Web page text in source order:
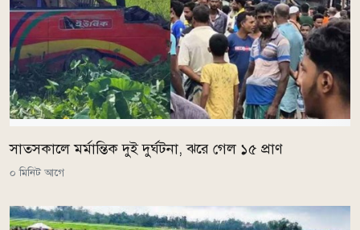
সাতসকালে মর্মান্তিক দুই দুর্ঘটনা, ঝরে গেল ১৫ প্রাণ
০ মিনিট আগে